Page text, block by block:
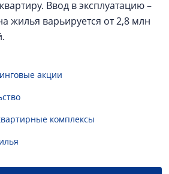
Ввод в эксплуатацию –
жилья варьируется от 2,8 млн
акции
комплексы